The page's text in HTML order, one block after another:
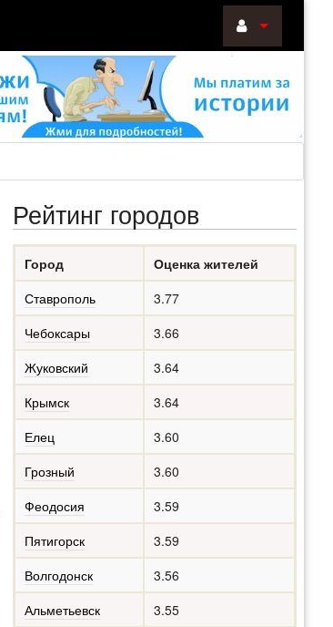
Войти
Рейтинг городов
Город
Оценка жителей
Ставрополь
3.77
Чебоксары
3.66
Жуковский
3.64
Крымск
3.64
Елец
3.60
Грозный
3.60
Феодосия
3.59
Пятигорск
3.59
Волгодонск
3.56
Альметьевск
3.55